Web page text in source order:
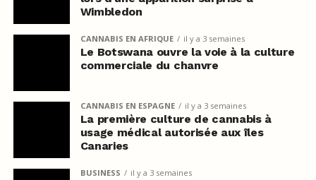
Wimbledon
CANNABIS EN AFRIQUE il y a 3 semaines
Le Botswana ouvre la voie à la culture
commerciale du chanvre
CANNABIS EN ESPAGNE il y a 3 semaines
La première culture de cannabis à
usage médical autorisée aux îles
Canaries
BUSINESS il y a 3 semaines